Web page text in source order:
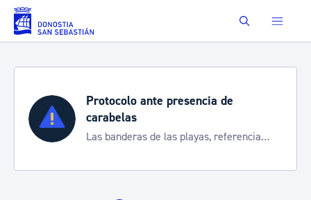
Saltar al contenido principal Buscar
Protocolo ante presencia de
carabelas
Las banderas de las playas, referencia